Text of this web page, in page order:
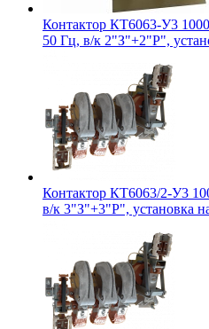
Контактор КТ6063-У3
50 Гц, в/к 2"З"+2"Р",
Контактор КТ6063/2-У3
в/к 3"З"+3"Р", установка